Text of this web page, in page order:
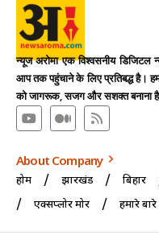
न्यूज अरोमा एक विश्वसनीय डिजिटल
आप तक पहुंचाने के लिए प्रतिबद्ध है।
को जागरूक, सजग और सशक्त बनाना
About Company
होम झारखंड बिहार
एक्सप्लोर मोर
हमारे